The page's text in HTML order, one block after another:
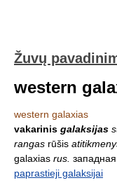
Žuvų
western
western galaxias
vakarinis galaksijas
rangas rūšis
galaxias rus.
paprastieji galaksijai